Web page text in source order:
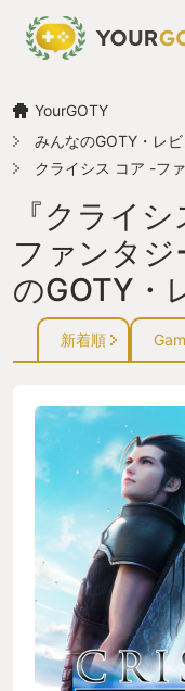
YourGOTY
みんなのGOTY・レ
クライシス コア -フ
『クライ
ファンタジ
のGOTY・
新着順